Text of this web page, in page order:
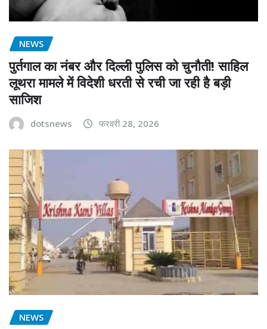
NEWS
पुर्तगाल का नंबर और दिल्ली पुलिस को चुनौती! साहिल
लूथरा मामले में विदेशी धरती से रची जा रही है बड़ी
साजिश
dotsnews फरवरी 28, 2026
NEWS